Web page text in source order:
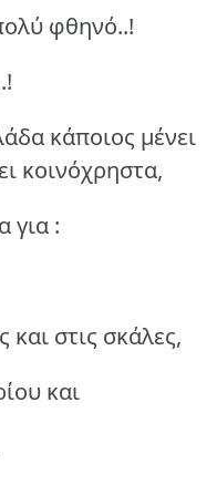
φθηνό..!
κάποιος μένει
κοινόχρηστα,
για :
στις σκάλες,
και